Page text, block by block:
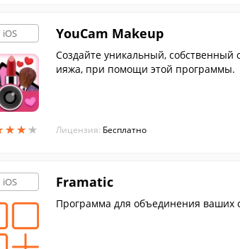
iOS
★★★
★★★
YouCam Makeup
Создайте уникальный,
ияжа, при помощи этой программы.
Лицензия: Бесплатно
iOS Framatic
Программа для объединения ваших